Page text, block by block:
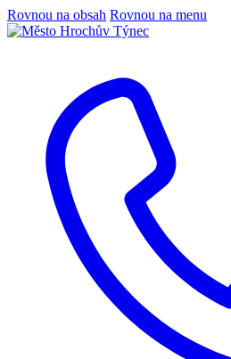
Rovnou na obsah Rovnou na menu